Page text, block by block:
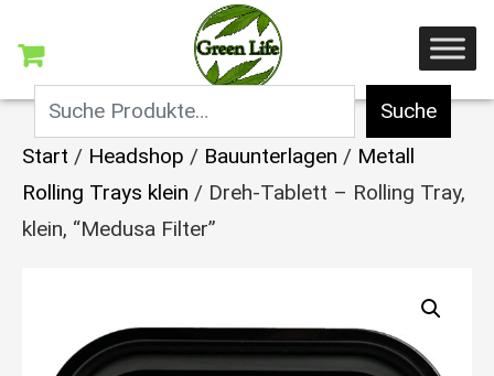
Suche
Start / Headshop / Bauunterlagen / Metall
Rolling Trays klein / Dreh-Tablett – Rolling Tray,
klein, “Medusa Filter”